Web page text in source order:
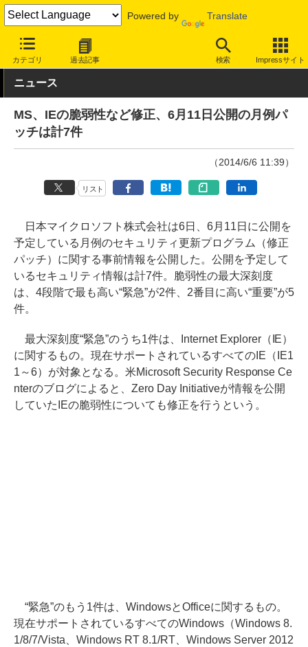
Powered by Translate
カテゴリ 過去記事 検索 Impressサイト
INTERNET Watch トピック 脆弱性/修正パッチ
ニュース
MS、IEの脆弱性など修正、6月11日公開の月例パ
ッチは計7件
（2014/6/6 11:39）
リスト
日本マイクロソフト株式会社は6日、6月11日に公開を
予定している月例のセキュリティ更新プログラム（修正
パッチ）に関する事前情報を公開した。公開を予定して
いるセキュリティ情報は計7件。脆弱性の最大深刻度
は、4段階で最も高い“緊急”が2件、2番目に高い“重要”が5
件。
最大深刻度“緊急”のうち1件は、Internet Explorer（IE）
に関するもの。現在サポートされているすべてのIE（IE1
1～6）が対象となる。米Microsoft Security Response Ce
nterのブログによると、Zero Day Initiativeが情報を公開
していたIEの脆弱性についても修正を行うという。
“緊急”のもう1件は、WindowsとOfficeに関するもの。
現在サポートされているすべてのWindows（Windows 8.
1/8/7/Vista、Windows RT 8.1/RT、Windows Server 2012